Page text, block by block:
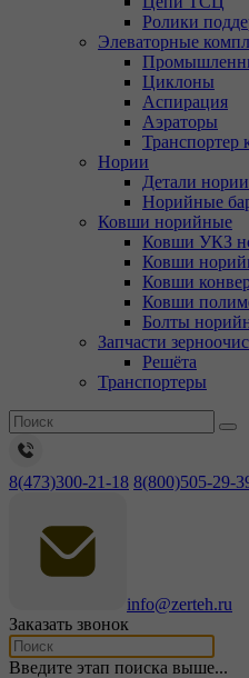
Ролики
Элеваторные
Циклоны
Аспирация
Аэраторы
Транспортер
Нории
Детали нории
Норийные
Ковши норийные
Ковши УКЗ
Ковши
Ковши
Ковши
Болты
Запчасти
Решёта
Транспортеры
8(473)300-21-18 8(800)505-29-
info@zerteh.ru
Заказать звонок
Введите этап поиска выше...